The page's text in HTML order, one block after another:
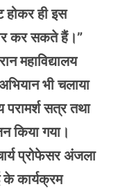
होकर ही इस
कर सकते हैं।”
महाविद्यालय
भी चलाया
सत्र तथा
किया गया।
प्रोफेसर अंजला
के कार्यक्रम